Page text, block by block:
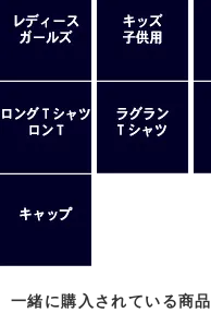
一緒に購入されている商品